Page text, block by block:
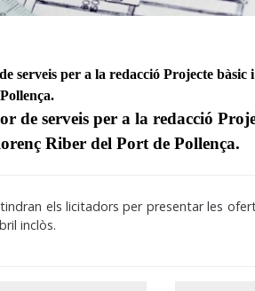
serveis per a la redacció Projecte
de serveis per a la redacció
Riber del Port de Pollença.
els licitadors per presentar les
inclòs.